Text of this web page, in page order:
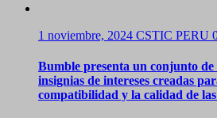
1 noviembre, 2024 CSTIC PERU
Bumble presenta un conjunto de
insignias de intereses creadas
compatibilidad y la calidad de